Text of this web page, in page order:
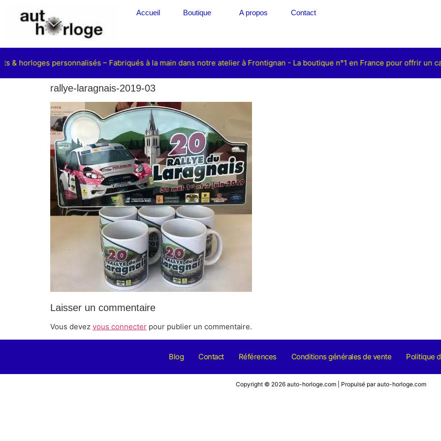
Accueil Boutique A propos Contact
& horloges personnalisés – Fabriqués à la main dans notre atelier à Frontignan - La boutique n°1 en France pour offrir un
rallye-laragnais-2019-03
Laisser un commentaire
Vous devez vous connecter pour publier un commentaire.
Blog Contact Références Conditions générales de vente Politique
Copyright © 2026 auto-horloge.com | Propulsé par auto-horloge.com